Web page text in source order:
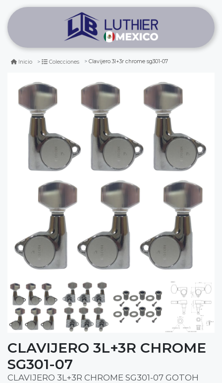
Inicio Colecciones Clavijero 3l+3r chrome sg301-07
CLAVIJERO 3L+3R CHROME
SG301-07
CLAVIJERO 3L+3R CHROME SG301-07 GOTOH